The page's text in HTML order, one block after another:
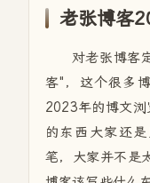
老张博客
对老张博客
客"，这个很多
2023年的博文
的东西大家还
笔，大家并不是